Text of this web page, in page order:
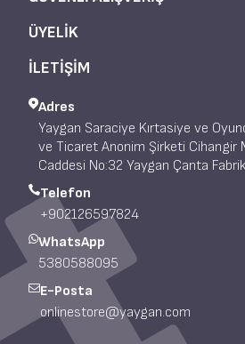
ÜYELIK
İLETİŞİM
Adres
Yaygan Saraciye Kırtasiye ve
ve Ticaret Anonim Şirketi Cihangir
Caddesi No:32 Yaygan Çanta
Telefon
+902126597824
WhatsApp
5380588095
E-Posta
onlinestore@yaygan.com